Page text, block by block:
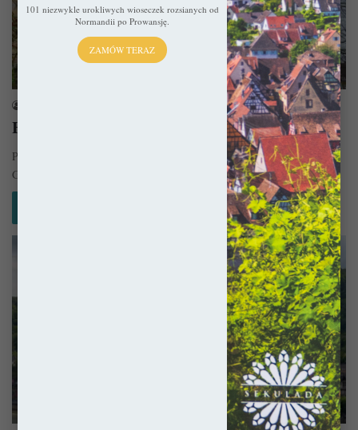
Niemcy
Hildesheim – Nieodkryty ląd
Po raz kolejny wybrałem się do miejsca o którym nikt nigdy nie słyszał.
Gdzie to jest? A to w ogóle…
Zamki i Pałace
101 niezwykle urokliwych wioseczek rozsianych od
Normandii po Prowansję.
ZAMÓW TERAZ